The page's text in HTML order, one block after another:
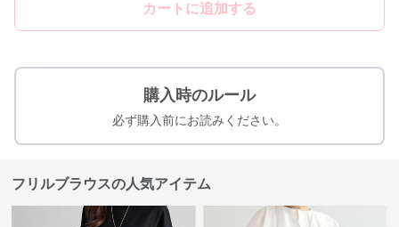
カートに追加する
購入時のルール
必ず購入前にお読みください。
フリルブラウスの人気アイテム